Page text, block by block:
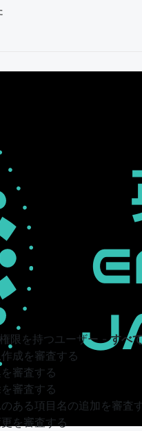
限を持つユーザー -すべ
成を審査する
審査する
審査する
ある項目名の追加を審査
を審査する